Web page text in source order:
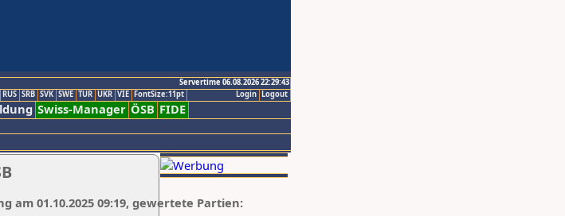
Servertime 06.08.2026 22:29:43
Logout
Login
RUS SRB SVK SWE TUR UKR VIE FontSize:11pt
Swiss-Manager ÖSB FIDE
am 01.10.2025 09:19, gewertete Partien: